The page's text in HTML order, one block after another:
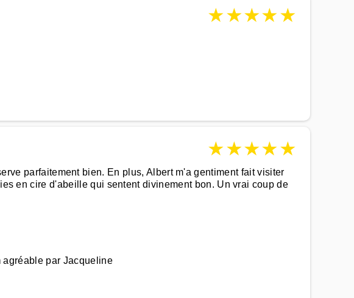
★★★★★
★★★★★
parfaitement bien. En plus, Albert m'a gentiment fait visiter
en cire d'abeille qui sentent divinement bon. Un vrai coup de
agréable par Jacqueline